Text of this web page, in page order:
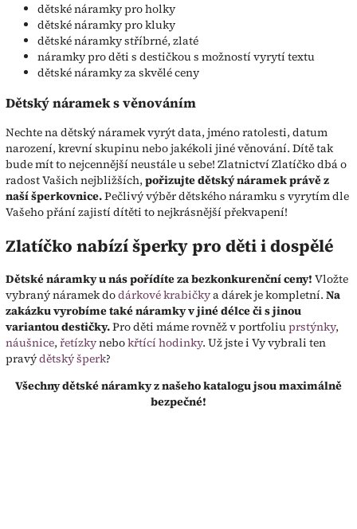
dětské náramky pro holky
dětské náramky pro kluky
dětské náramky stříbrné, zlaté
náramky pro děti s destičkou s možností vyrytí textu
dětské náramky za skvělé ceny
Dětský náramek s věnováním
Nechte na dětský náramek vyrýt data, jméno ratolesti, datum
narození, krevní skupinu nebo jakékoli jiné věnování. Dítě tak
bude mít to nejcennější neustále u sebe! Zlatnictví Zlatíčko dbá o
radost Vašich nejbližších, pořizujte dětský náramek právě z
naší šperkovnice.Pečlivý výběr dětského náramku s vyrytím dle
Vašeho přání zajistí dítěti to nejkrásnější překvapení!
Zlatíčko nabízí šperky pro děti i dospělé
Dětské náramky u nás pořídíte za bezkonkurenční ceny! Vložte
vybraný náramek dodárkové krabičkya dárek je kompletní. Na
zakázku vyrobíme také náramky v jiné délce či s jinou
variantou destičky.Pro děti máme rovněž v portfoliuprstýnky,
náušnice, řetízkynebokřtící hodinky. Už jste i Vy vybrali ten
pravýdětský šperk?
Všechny dětské náramky z našeho katalogu jsou maximálně
bezpečné!